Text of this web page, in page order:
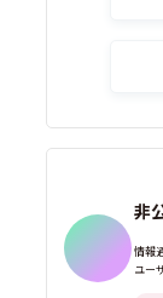
非
情報
ユー